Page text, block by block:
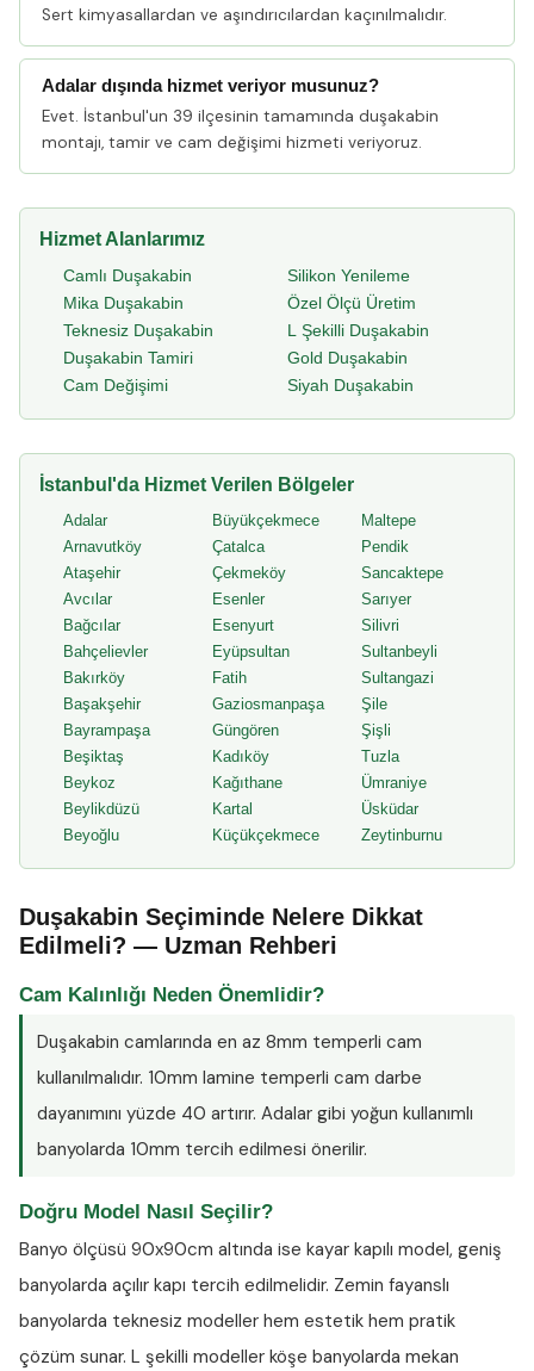
Sert kimyasallardan ve aşındırıcılardan kaçınılmalıdır.
Adalar dışında hizmet veriyor musunuz?
Evet. İstanbul'un 39 ilçesinin tamamında duşakabin
montajı, tamir ve cam değişimi hizmeti veriyoruz.
Hizmet Alanlarımız
Camlı Duşakabin
Mika Duşakabin
Teknesiz Duşakabin
Duşakabin Tamiri
Cam Değişimi
Silikon Yenileme
Özel Ölçü Üretim
L Şekilli Duşakabin
Gold Duşakabin
Siyah Duşakabin
İstanbul'da Hizmet Verilen Bölgeler
Adalar
Arnavutköy
Ataşehir
Avcılar
Bağcılar
Bahçelievler
Bakırköy
Başakşehir
Bayrampaşa
Beşiktaş
Beykoz
Beylikdüzü
Beyoğlu
Büyükçekmece
Çatalca
Çekmeköy
Esenler
Esenyurt
Eyüpsultan
Fatih
Gaziosmanpaşa
Güngören
Kadıköy
Kağıthane
Kartal
Küçükçekmece
Maltepe
Pendik
Sancaktepe
Sarıyer
Silivri
Sultanbeyli
Sultangazi
Şile
Şişli
Tuzla
Ümraniye
Üsküdar
Zeytinburnu
Duşakabin Seçiminde Nelere Dikkat
Edilmeli? — Uzman Rehberi
Cam Kalınlığı Neden Önemlidir?
Duşakabin camlarında en az 8mm temperli cam
kullanılmalıdır. 10mm lamine temperli cam darbe
dayanımını yüzde 40 artırır. Adalar gibi yoğun kullanımlı
banyolarda 10mm tercih edilmesi önerilir.
Doğru Model Nasıl Seçilir?
Banyo ölçüsü 90x90cm altında ise kayar kapılı model, geniş
banyolarda açılır kapı tercih edilmelidir. Zemin fayanslı
banyolarda teknesiz modeller hem estetik hem pratik
çözüm sunar. L şekilli modeller köşe banyolarda mekan